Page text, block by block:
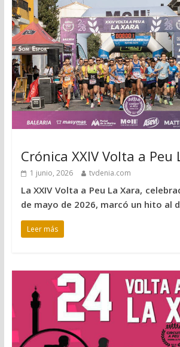
Crónica XXIV Volta a Peu
1 junio, 2026 tvdenia.com
La XXIV Volta a Peu La Xara,
de mayo de 2026, marcó un hito al
Leer más